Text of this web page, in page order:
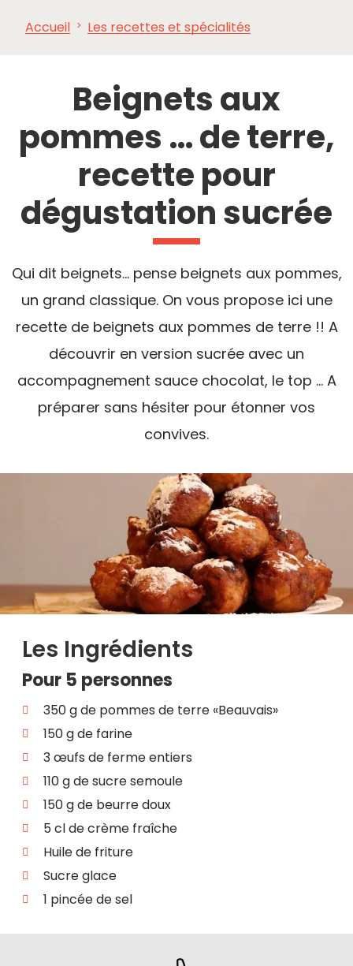
Accueil Les recettes et spécialités
Beignets aux
pommes … de terre,
recette pour
dégustation sucrée
Qui dit beignets... pense beignets aux pommes,
un grand classique. On vous propose ici une
recette de beignets aux pommes de terre !! A
découvrir en version sucrée avec un
accompagnement sauce chocolat, le top ... A
préparer sans hésiter pour étonner vos
convives.
Les Ingrédients
Pour 5 personnes
350 g de pommes de terre «Beauvais»
150 g de farine
3 œufs de ferme entiers
110 g de sucre semoule
150 g de beurre doux
5 cl de crème fraîche
Huile de friture
Sucre glace
1 pincée de sel